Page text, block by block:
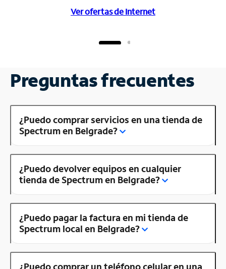
Ver ofertas de Internet
Preguntas frecuentes
¿Puedo comprar servicios en una tienda de
Spectrum en Belgrade?
¿Puedo devolver equipos en cualquier
tienda de Spectrum en Belgrade?
¿Puedo pagar la factura en mi tienda de
Spectrum local en Belgrade?
¿Puedo comprar un teléfono celular en una